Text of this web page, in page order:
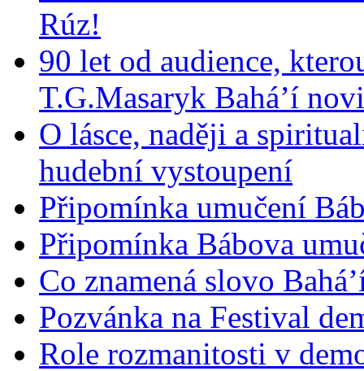
Rúz!
90 let od audience,
T.G.Masaryk Bahá’í
O lásce, naději a
hudební vystoupení
Připomínka umučení
Připomínka Bábova
Co znamená slovo
Pozvánka na Festival
Role rozmanitosti v